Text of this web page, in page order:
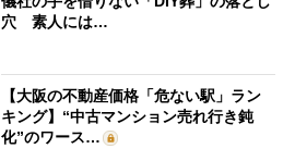
穴 素人には…
【大阪の不動産価格「危ない駅」ラン
キング】“中古マンション売れ行き鈍
化”のワース…